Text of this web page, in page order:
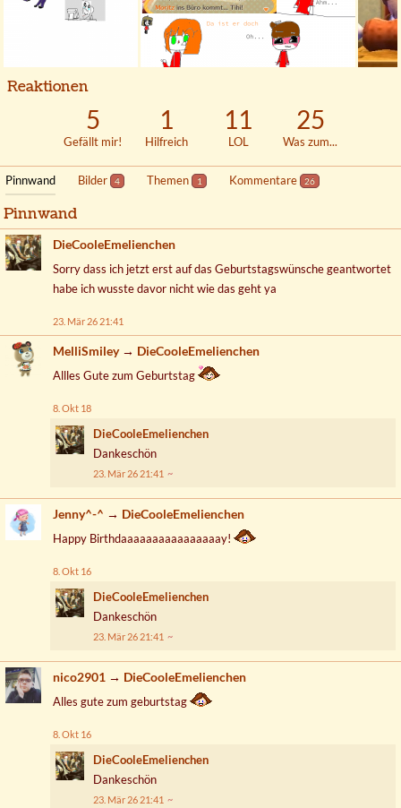
Reaktionen
5
Gefällt mir!
1
Hilfreich
11
LOL
25
Was zum...
Pinnwand Bilder 4 Themen 1 Kommentare 26
Pinnwand
DieCooleEmelienchen
Sorry dass ich jetzt erst auf das Geburtstagswünsche geantwortet
habe ich wusste davor nicht wie das geht ya
23. Mär 26 21:41
MelliSmiley → DieCooleEmelienchen
Allles Gute zum Geburtstag
8. Okt 18
DieCooleEmelienchen
Dankeschön
23. Mär 26 21:41
Jenny^-^ → DieCooleEmelienchen
Happy Birthdaaaaaaaaaaaaaaaay!
8. Okt 16
DieCooleEmelienchen
Dankeschön
23. Mär 26 21:41
nico2901 → DieCooleEmelienchen
Alles gute zum geburtstag
8. Okt 16
DieCooleEmelienchen
Dankeschön
23. Mär 26 21:41